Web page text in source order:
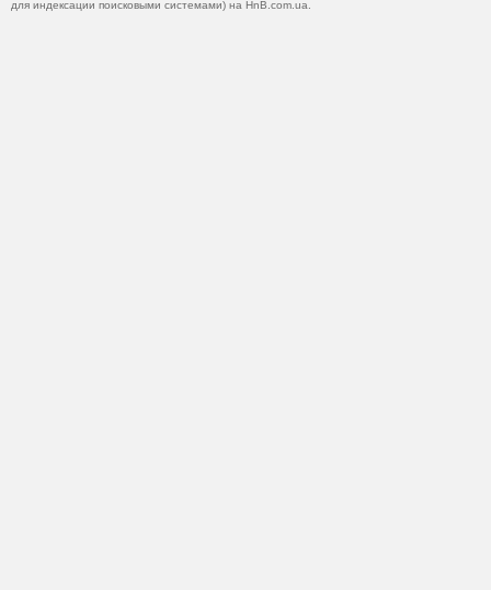
для индексации поисковыми системами) на HnB.com.ua.